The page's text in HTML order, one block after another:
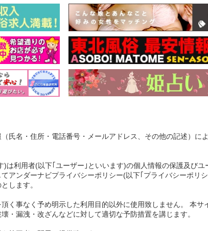
氏名・住所・電話番号・メールアドレス、その他の記述）に
は利用者(以下｢ユーザー｣といいます)の個人情報の保護及びユ
アンダーナビプライバシーポリシー(以下｢プライバシーポリ
します。
く事なく予め明示した利用目的以外に使用致しません。 本サ
・漏洩・改ざんなどに対して適切な予防措置を講じます。